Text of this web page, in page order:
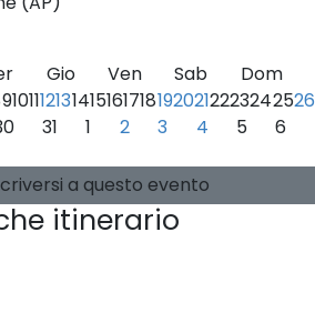
Gio Ven Sab
Dom
91011121314151617181920212223242526
31 1 2 3 4 5 6
a questo evento
itinerario